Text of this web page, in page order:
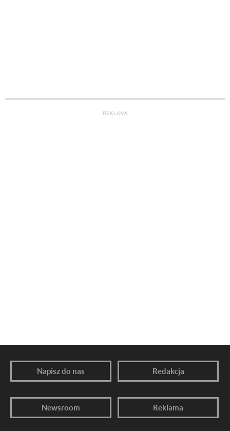
REKLAMA
Napisz do nas Redakcja
Newsroom Reklama